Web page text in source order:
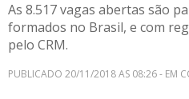
As 8.517 vagas abertas são
formados no Brasil, e com
pelo CRM.
PUBLICADO 20/11/2018 AS 08:26 - EM